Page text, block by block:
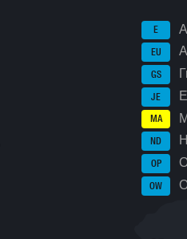
E
EU
GS
JE
MA
ND
OP
OW